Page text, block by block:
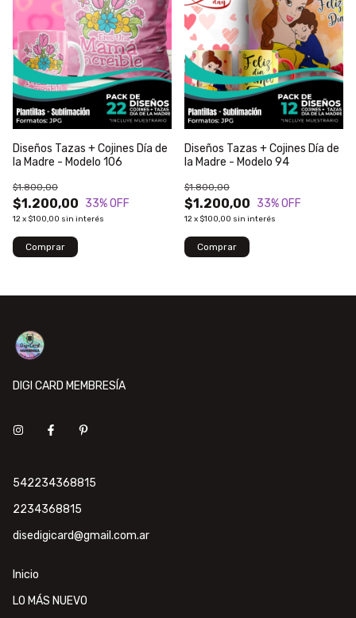
Diseños Tazas + Cojines Día de
la Madre - Modelo 106
$1.200,00
$1.800,00
33% OFF
12x $100,00 sin interés
Diseños Tazas + Cojines Día de
la Madre - Modelo 94
$1.200,00
$1.800,00
33% OFF
12x $100,00 sin interés
DIGI CARD MEMBRESÍA
542234368815
2234368815
disedigicard@gmail.com.ar
Inicio
LO MÁS NUEVO